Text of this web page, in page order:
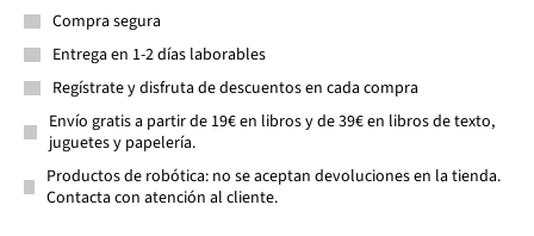
Compra segura
Entrega en 1-2 días laborables
Regístrate y disfruta de descuentos en cada compra
Envío gratis a partir de 19€ en libros y de 39€ en libros de texto,
juguetes y papelería.
Productos de robótica: no se aceptan devoluciones en la tienda.
Contacta con atención al cliente.